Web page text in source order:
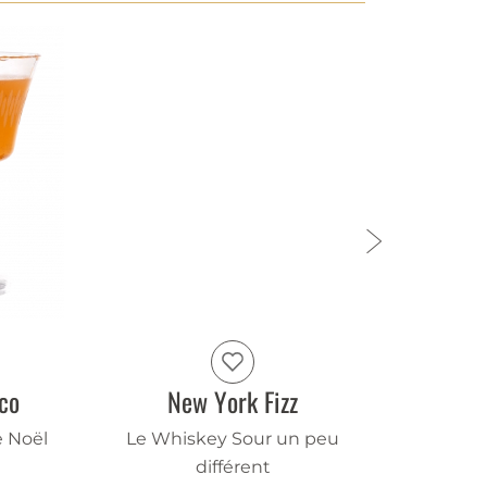
Noël
New York Fizz
Le Whiskey Sour un peu
différent